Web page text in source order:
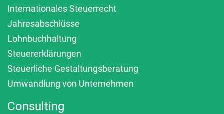
Internationales Steuerrecht
Jahresabschlüsse
Lohnbuchhaltung
Steuererklärungen
Steuerliche Gestaltungsberatung
Umwandlung von Unternehmen
Consulting